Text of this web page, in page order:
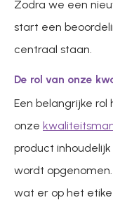
Zodra we een
start een
centraal staan.
De rol van onze
Een belangrijke
onze
product
wordt
wat er op het